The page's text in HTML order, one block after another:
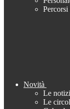
Novità
Le
Le